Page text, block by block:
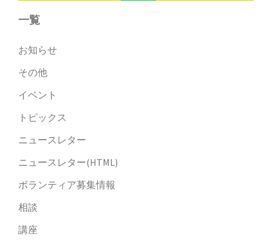
一覧
お知らせ
その他
イベント
トピックス
ニュースレター
ニュースレター(HTML)
ボランティア募集情報
相談
講座